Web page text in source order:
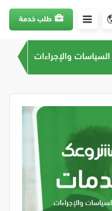
طلب خدمة
السياسات والإجراءات